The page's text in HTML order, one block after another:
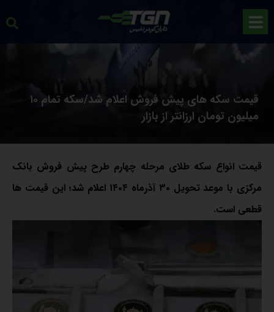
قیمت سکه های پیش فروش اعلام شد/سکه تمام ۱۰
میلیون تومان ارزانتر از بازار
قیمت انواع سکه طلای مرحله چهارم طرح پیش فروش بانک
مرکزی با موعد تحویل ۳۰ آذرماه ۱۴۰۴ اعلام شد؛ این قیمت ها
قطعی است.